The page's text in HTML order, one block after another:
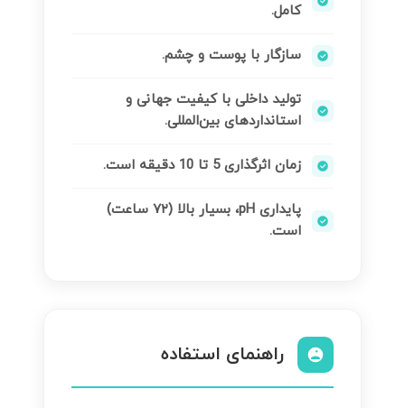
کامل.
سازگار با پوست و چشم.
تولید داخلی با کیفیت جهانی و
استانداردهای بین‌المللی.
زمان اثرگذاری 5 تا 10 دقیقه است.
پایداری pH، بسیار بالا (۷۲ ساعت)
است.
راهنمای استفاده